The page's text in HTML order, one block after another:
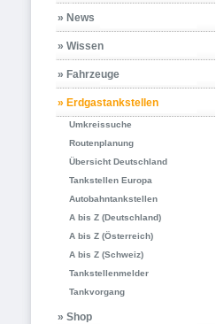
» News
» Wissen
» Fahrzeuge
» Erdgastankstellen
Umkreissuche
Routenplanung
Übersicht Deutschland
Tankstellen Europa
Autobahntankstellen
A bis Z (Deutschland)
A bis Z (Österreich)
A bis Z (Schweiz)
Tankstellenmelder
Tankvorgang
» Shop